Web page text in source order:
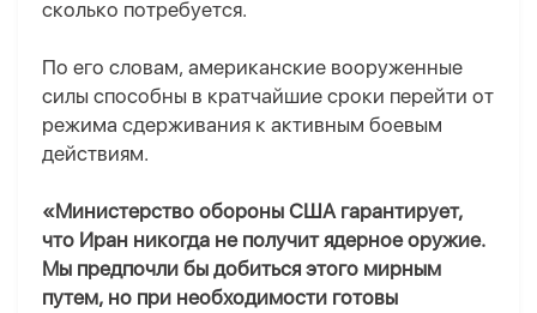
сколько потребуется.
По его словам, американские вооруженные
силы способны в кратчайшие сроки перейти от
режима сдерживания к активным боевым
действиям.
«Министерство обороны США гарантирует,
что Иран никогда не получит ядерное оружие.
Мы предпочли бы добиться этого мирным
путем, но при необходимости готовы